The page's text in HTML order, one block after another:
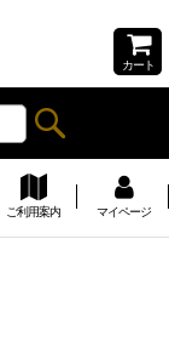
カート
ご利用案内 マイページ